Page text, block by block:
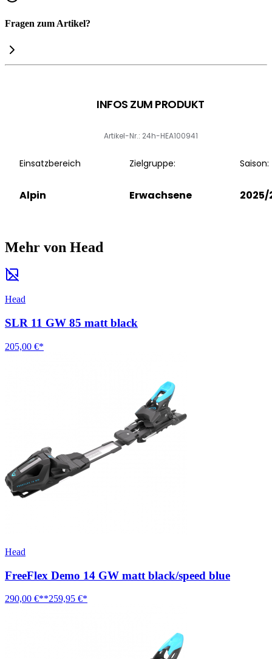
Fragen zum Artikel?
INFOS ZUM PRODUKT
Artikel-Nr.: 24h-HEA100941
Einsatzbereich
Alpin
Zielgruppe:
Erwachsene
Saison:
2025/
Mehr von Head
Head
SLR 11 GW 85 matt black
205,00 €*
Head
FreeFlex Demo 14 GW matt black/speed blue
290,00 €**259,95 €*